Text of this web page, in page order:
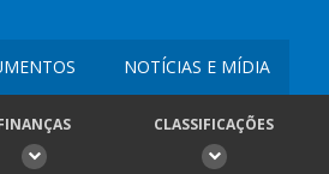
NOTÍCIAS E MÍDIA
CLASSIFICAÇÕES